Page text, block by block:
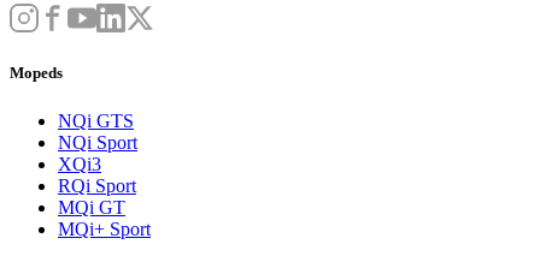
Mopeds
NQi GTS
NQi Sport
XQi3
RQi Sport
MQi GT
MQi+ Sport